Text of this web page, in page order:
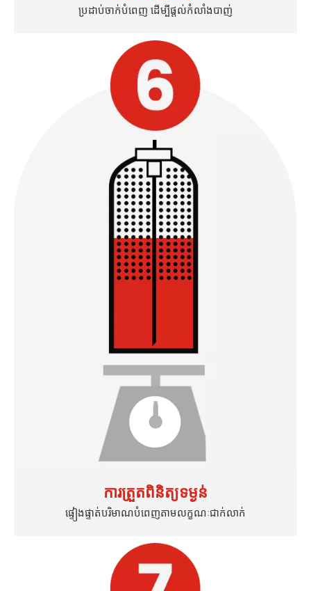
ប្រដាប់ចាក់បំពេញ ដើម្បីផ្តល់កំលាំងបាញ់
ការត្រួតពិនិត្យទម្ងន់
ផ្ទៀងផ្ទាត់បរិមាណបំពេញតាមលក្ខណៈជាក់លាក់